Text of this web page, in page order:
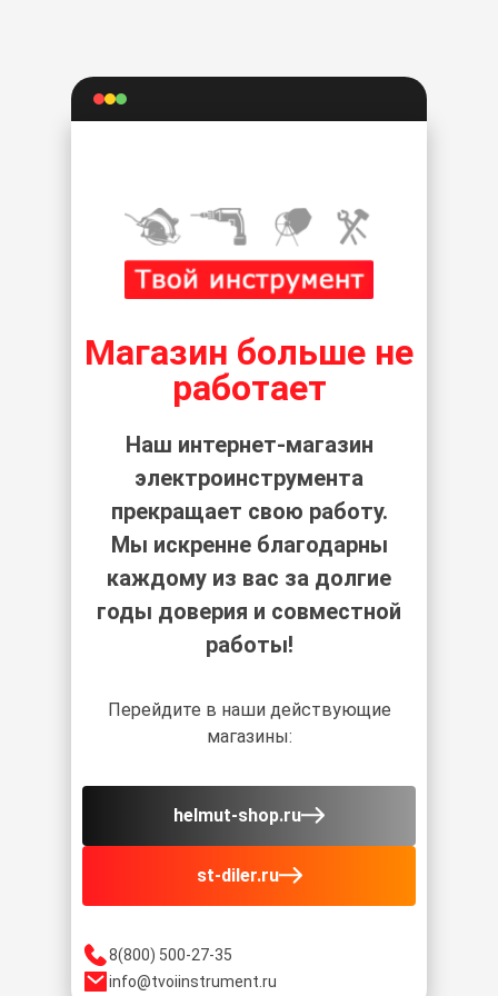
8(800) 500-27-35
info@tvoiinstrument.ru
Магазин больше не
работает
Наш интернет-магазин
электроинструмента
прекращает свою работу.
Мы искренне благодарны
каждому из вас за долгие
годы доверия и совместной
работы!
Перейдите в наши действующие
магазины:
helmut-shop.ru
st-diler.ru